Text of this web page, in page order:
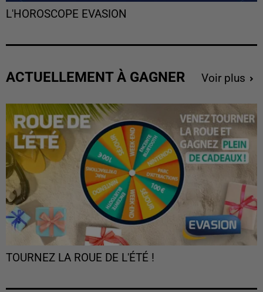
L'HOROSCOPE EVASION
ACTUELLEMENT À GAGNER Voir plus
TOURNEZ LA ROUE DE L'ÉTÉ !